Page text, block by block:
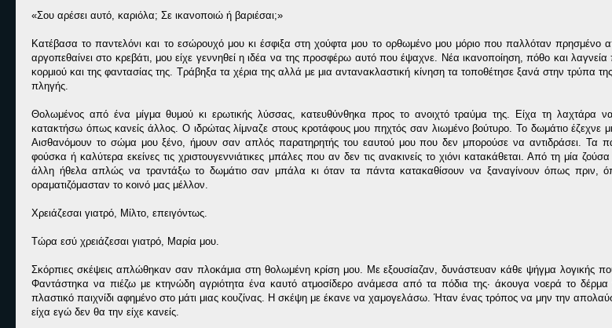
«Σου αρέσει αυτό, καριόλα; Σε ικανοποιώ ή βαριέσαι;»
Κατέβασα το παντελόνι και το εσώρουχό μου κι έσφιξα στη χούφτα μου το ορθωμένο μου μόριο που παλλόταν πρησμένο
αργοπεθαίνει στο κρεβάτι, μου είχε γεννηθεί η ιδέα να της προσφέρω αυτό που έψαχνε. Νέα ικανοποίηση, πόθο και
κορμιού και της φαντασίας της. Τράβηξα τα χέρια της αλλά με μια αντανακλαστική κίνηση τα τοποθέτησε ξανά στην τρύπα
πληγής.
Θολωμένος από ένα μίγμα θυμού κι ερωτικής λύσσας, κατευθύνθηκα προς το ανοιχτό τραύμα της. Είχα τη λαχτάρα
κατακτήσω όπως κανείς άλλος. Ο ιδρώτας λίμναζε στους κροτάφους μου πηχτός σαν λιωμένο βούτυρο. Το δωμάτιο έζεχνε
Αισθανόμουν το σώμα μου ξένο, ήμουν σαν απλός παρατηρητής του εαυτού μου που δεν μπορούσε να αντιδράσει. Τα
φούσκα ή καλύτερα εκείνες τις χριστουγεννιάτικες μπάλες που αν δεν τις ανακινείς το χιόνι κατακάθεται. Από τη μία
άλλη ήθελα απλώς να τραντάξω το δωμάτιο σαν μπάλα κι όταν τα πάντα κατακαθίσουν να ξαναγίνουν όπως πριν,
οραματιζόμασταν το κοινό μας μέλλον.
Χρειάζεσαι γιατρό, Μίλτο, επειγόντως.
Τώρα εσύ χρειάζεσαι γιατρό, Μαρία μου.
Σκόρπιες σκέψεις απλώθηκαν σαν πλοκάμια στη θολωμένη κρίση μου. Με εξουσίαζαν, δυνάστευαν κάθε ψήγμα λογικής
Φαντάστηκα να πιέζω με κτηνώδη αγριότητα ένα καυτό ατμοσίδερο ανάμεσα από τα πόδια της∙ άκουγα νοερά το δέρμα
πλαστικό παιχνίδι αφημένο στο μάτι μιας κουζίνας. Η σκέψη με έκανε να χαμογελάσω. Ήταν ένας τρόπος να μην την
είχα εγώ δεν θα την είχε κανείς.